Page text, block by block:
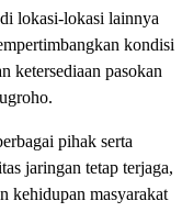
lokasi-lokasi lainnya
kondisi
ketersediaan pasokan
pihak serta
jaringan tetap terjaga,
kehidupan masyarakat